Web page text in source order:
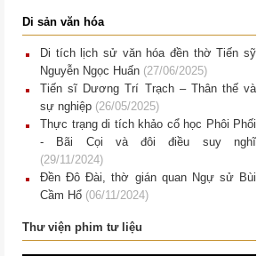
chương và hội họa nhìn từ một trưng bày
(15/12/2025)
Di tích quốc gia đặc biệt Khu lưu niệm
Nguyễn Du Một chặng đường gìn giữ và
phát huy giá trị di sản văn hóa dân tộc
(12/12/2025)
Di sản văn hóa
Di tích lịch sử văn hóa đền thờ Tiến sỹ
Nguyễn Ngọc Huấn (27/06/2025)
Tiến sĩ Dương Trí Trạch – Thân thế và
sự nghiệp (26/05/2025)
Thực trạng di tích khảo cổ học Phôi Phối
- Bãi Cọi và đôi điều suy nghĩ
(29/11/2024)
Đền Đô Đài, thờ gián quan Ngự sử Bùi
Cầm Hổ (06/11/2024)
Dung: Nơi ngân vang bài thơ “Cảm hoài”
Thư viện phim tư liệu